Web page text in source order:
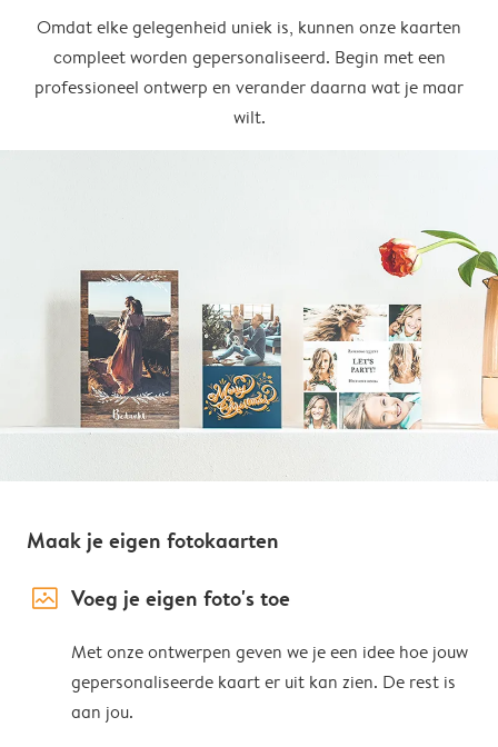
Omdat elke gelegenheid uniek is, kunnen onze kaarten
compleet worden gepersonaliseerd. Begin met een
professioneel ontwerp en verander daarna wat je maar
wilt.
Maak je eigen fotokaarten
image_placeholder Voeg je eigen foto's toe
Met onze ontwerpen geven we je een idee hoe jouw
gepersonaliseerde kaart er uit kan zien. De rest is
aan jou.